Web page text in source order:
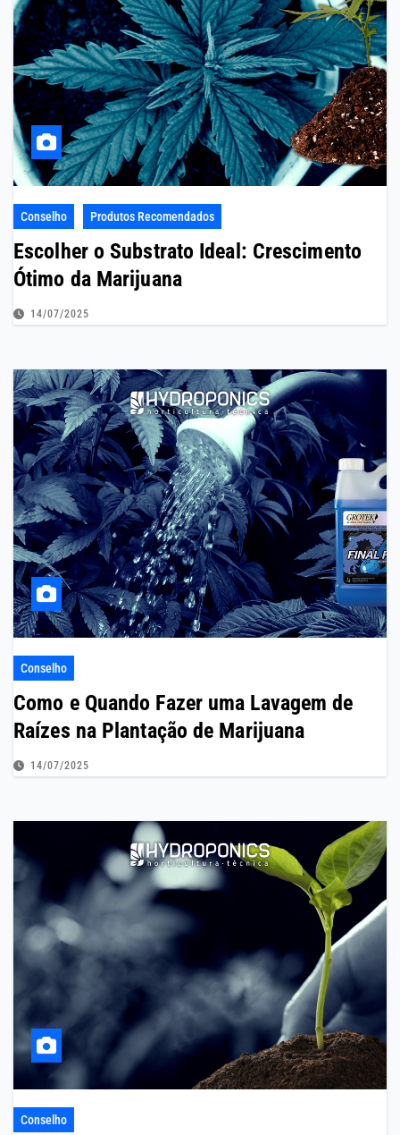
Conselho Produtos Recomendados
Escolher o Substrato Ideal: Crescimento
Ótimo da Marijuana
14/07/2025
Conselho
Como e Quando Fazer uma Lavagem de
Raízes na Plantação de Marijuana
14/07/2025
Conselho